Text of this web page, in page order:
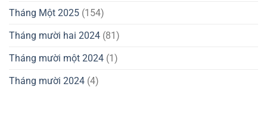
Tháng Một 2025 (154)
Tháng mười hai 2024 (81)
Tháng mười một 2024 (1)
Tháng mười 2024 (4)